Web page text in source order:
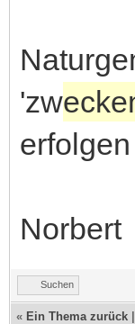
'zw
Norbert
Suchen
« Ein Thema zurück